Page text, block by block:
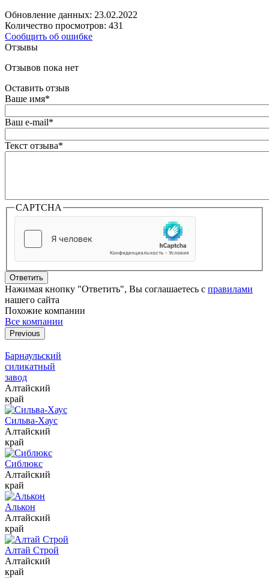
Обновление данных: 23.02.2022
Количество просмотров: 431
Сообщить об ошибке
Отзывы
Отзывов пока нет
Оставить отзыв
Ваше имя*
Ваш e-mail*
Текст отзыва*
CAPTCHA
Ответить
Нажимая кнопку "Ответить", Вы соглашаетесь с правилами
нашего сайта
Похожие компании
Все компании
Previous
Барнаульский
силикатный
завод
Алтайский
край
Сильва-Хаус
Алтайский
край
Сиблюкс
Алтайский
край
Алькон
Алтайский
край
Алтай Строй
Алтайский
край